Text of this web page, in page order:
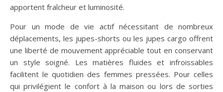
apportent fraîcheur et luminosité.
Pour un mode de vie actif nécessitant de nombreux
déplacements, les jupes-shorts ou les jupes cargo offrent
une liberté de mouvement appréciable tout en conservant
un style soigné. Les matières fluides et infroissables
facilitent le quotidien des femmes pressées. Pour celles
qui privilégient le confort à la maison ou lors de sorties